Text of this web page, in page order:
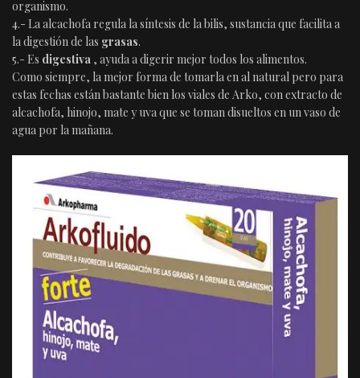
organismo.
4.- La alcachofa regula la síntesis de la bilis, sustancia que facilita a
la digestión de las grasas.
5.- Es digestiva , ayuda a digerir mejor todos los alimentos.
Como siempre, la mejor forma de tomarla en al natural pero para
estas fechas están bastante bien los viales de Arko, con extracto de
alcachofa, hinojo, mate y uva que se toman disueltos en un vaso de
agua por la mañana.